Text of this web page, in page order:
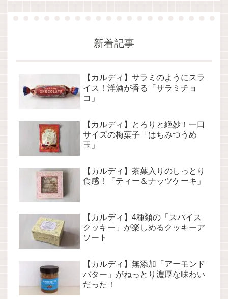
新着記事
【カルディ】サラミのようにスラ
イス！洋酒が香る「サラミチョ
コ」
【カルディ】とろりと絶妙！一口
サイズの梅菓子「はちみつうめ
玉」
【カルディ】茶葉入りのしっとり
食感！「ティー＆ナッツケーキ」
【カルディ】4種類の「スパイス
クッキー」が楽しめるクッキーア
ソート
【カルディ】無添加「アーモンド
バター」がねっとり濃厚な味わい
だった！